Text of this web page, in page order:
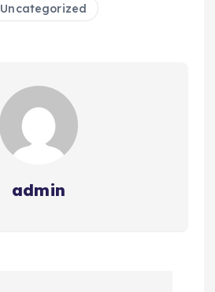
Uncategorized
admin